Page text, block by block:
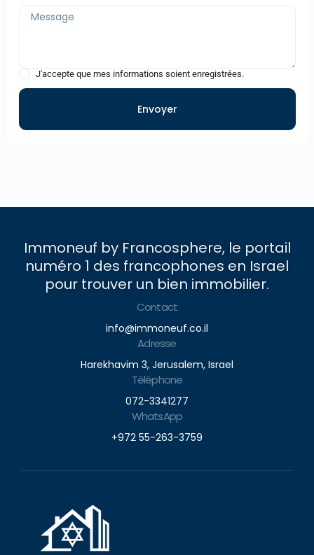
J'accepte que mes informations soient enregistrées.
Envoyer
Immoneuf by Francosphere, le portail
numéro 1 des francophones en Israel
pour trouver un bien immobilier.
Contact
info@immoneuf.co.il
Adresse
Harekhavim 3, Jerusalem, Israel
Téléphone
072-3341277
WhatsApp
+972 55-263-3759